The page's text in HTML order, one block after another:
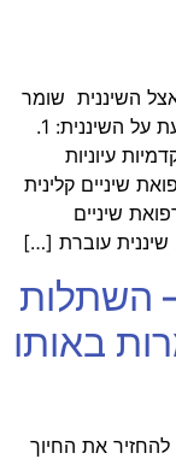
אצל השיננית שומר
לך על החיוך הנה כמה עובדות שבטח לא ידעת על השיננית: 1.
לימוד אקדמיות עיוניות
שיניים קלינית
שיניים
השתלות
באותו
להחזיר את החיוך